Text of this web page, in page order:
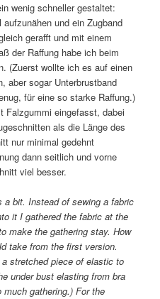
wenig schneller gestaltet:
und ein Zugband
gerafft und mit einem
der Raffung habe ich beim
(Zuerst wollte ich es auf einen
aber sogar Unterbrustband
für eine so starke Raffung.)
Falzgummi eingefasst, dabei
als die Länge des
nur minimal gedehnt
dann seitlich und vorne
viel besser.
a bit. Instead of sewing a fabric
it I gathered the fabric at the
make the gathering stay. How
take from the first version.
stretched piece of elastic to
under bust elasting from bra
gathering.) For the